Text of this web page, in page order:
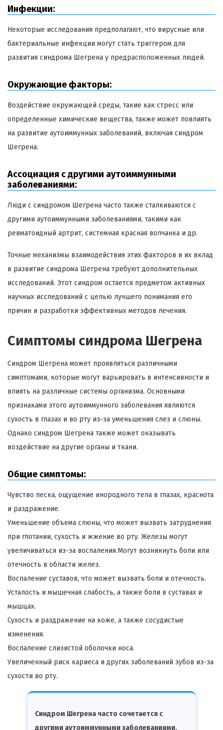
Инфекции:
Некоторые исследования предполагают, что вирусные или
бактериальные инфекции могут стать триггером для
развития синдрома Шегрена у предрасположенных людей.
Окружающие факторы:
Воздействие окружающей среды, такие как стресс или
определенные химические вещества, также может повлиять
на развитие аутоиммунных заболеваний, включая синдром
Шегрена.
Ассоциация с другими аутоиммунными
заболеваниями:
Люди с синдромом Шегрена часто также сталкиваются с
другими аутоиммунными заболеваниями, такими как
ревматоидный артрит, системная красная волчанка и др.
Точные механизмы взаимодействия этих факторов и их вклад
в развитие синдрома Шегрена требуют дополнительных
исследований. Этот синдром остается предметом активных
научных исследований с целью лучшего понимания его
причин и разработки эффективных методов лечения.
Симптомы синдрома Шегрена
Синдром Шегрена может проявляться различными
симптомами, которые могут варьировать в интенсивности и
влиять на различные системы организма. Основными
признаками этого аутоиммунного заболевания являются
сухость в глазах и во рту из-за уменьшения слез и слюны.
Однако синдром Шегрена также может оказывать
воздействие на другие органы и ткани.
Общие симптомы:
Чувство песка, ощущение инородного тела в глазах, краснота
и раздражение.
Уменьшение объема слюны, что может вызвать затруднения
при глотании, сухость и жжение во рту. Железы могут
увеличиваться из-за воспаления.Могут возникнуть боли или
отечность в области желез.
Воспаление суставов, что может вызвать боли и отечность.
Усталость и мышечная слабость, а также боли в суставах и
мышцах.
Сухость и раздражение на коже, а также сосудистые
изменения.
Воспаление слизистой оболочки носа.
Увеличенный риск кариеса и других заболеваний зубов из-за
сухости во рту.
Синдром Шегрена часто сочетается с
другими аутоиммунными заболеваниями,